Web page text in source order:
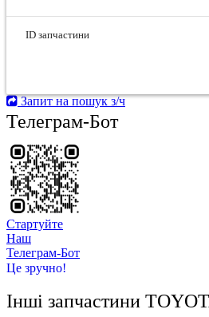
ID запчастини
Запит на пошук з/ч
Телеграм-Бот
Стартуйте
Hаш
Телеграм-Бот
Це зручно!
Інші запчастини